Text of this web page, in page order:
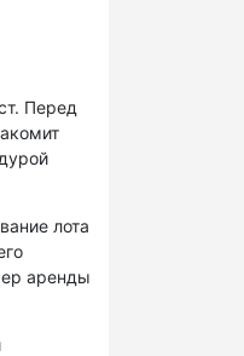
Перед
лота
аренды